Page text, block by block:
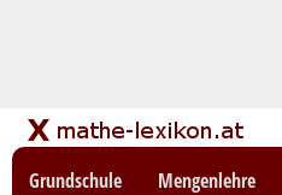
Grundschule Mengenlehre